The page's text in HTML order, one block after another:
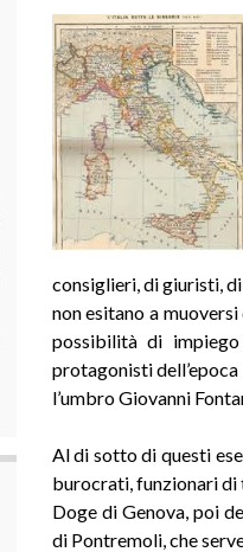
consiglieri, di giuristi,
non esitano a
possibilità di
protagonisti
l’umbro Giovanni
Al di sotto di questi
burocrati, funzionari di
Doge di Genova, poi
di Pontremoli, che